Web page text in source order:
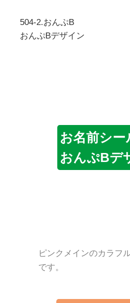
504-2.おんぷB
おんぷBデザイン
お名前シー
おんぷBデ
ピンクメインのカラフ
です。